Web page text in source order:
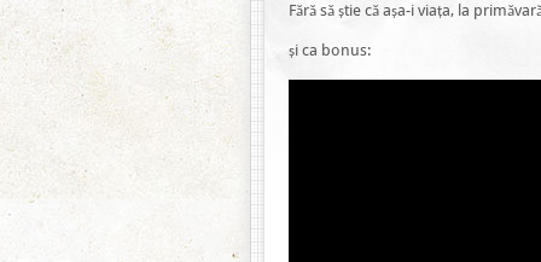
Fără să știe că așa-i viața, la
și ca bonus: